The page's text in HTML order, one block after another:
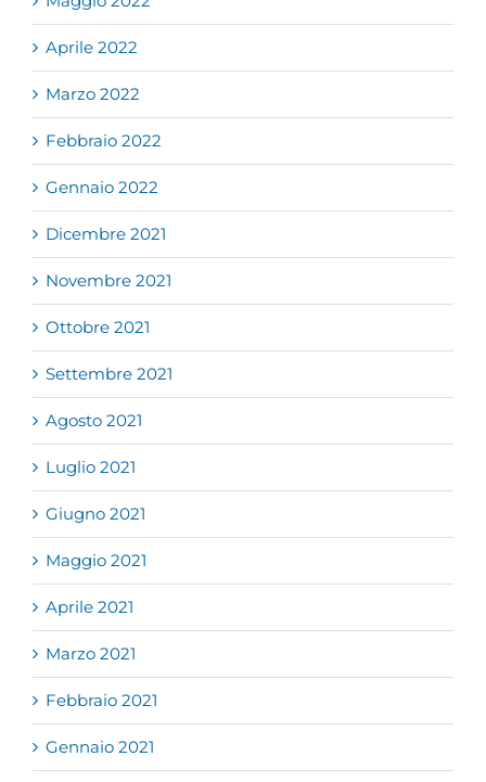
Aprile 2022
Marzo 2022
Febbraio 2022
Gennaio 2022
Dicembre 2021
Novembre 2021
Ottobre 2021
Settembre 2021
Agosto 2021
Luglio 2021
Giugno 2021
Maggio 2021
Aprile 2021
Marzo 2021
Febbraio 2021
Gennaio 2021